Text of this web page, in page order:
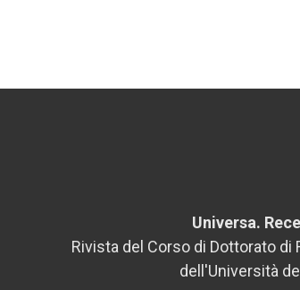
Universa.
Rivista del Corso di Dottorato di
dell'Università